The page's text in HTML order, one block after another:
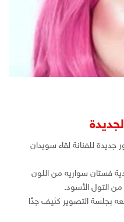
للفنانة لقاء سويدان
فستان سواريه من اللون
التول الأسود.
بجلسة التصوير كثيف جدًا